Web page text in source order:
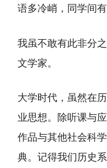
语多冷峭，同学间有
我虽不敢有此非分
文学家。
大学时代，虽然在
业思想。除听课与
作品与其他社会科
典。记得我们历史